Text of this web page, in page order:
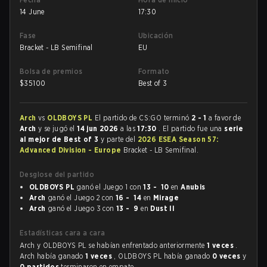
14 June
17:30
Fase
Bracket - LB Semifinal
Ubicación
EU
Bolsa de premios
$35100
Formato
Best of 3
Arch vs OLDBOYS PL El partido de CS:GO terminó 2 - 1 a favor de
Arch y se jugó el14 jun 2026a las17:30 . El partido fue una serie
al mejor de Best of 3 y parte del 2026 ESEA Season 57:
Advanced Division - Europe Bracket - LB Semifinal.
Desglose del partido
OLDBOYS PL ganó el Juego 1 con13 - 10 enAnubis
Arch ganó el Juego 2 con16 - 14 en Mirage
Arch ganó el Juego 3 con13 - 9 en Dust II
Estadísticas cara a cara
Arch y OLDBOYS PL se habían enfrentado anteriormente1 veces .
Arch había ganado1 veces , OLDBOYS PL había ganado 0 vecesy